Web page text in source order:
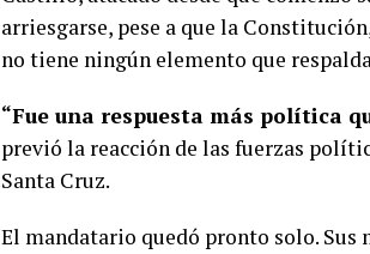
arriesgarse, pese a que la
no tiene ningún elemento que
“Fue una respuesta más política
previó la reacción de las fuerzas
Santa Cruz.
El mandatario quedó pronto solo. Sus